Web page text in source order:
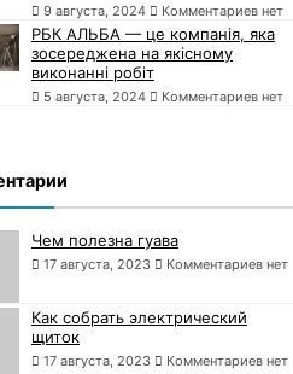
9 августа, 2024 Комментариев нет
РБК АЛЬБА — це компанія, яка
зосереджена на якісному
виконанні робіт
5 августа, 2024 Комментариев нет
Чем полезна гуава
17 августа, 2023 Комментариев нет
Как собрать электрический
щиток
17 августа, 2023 Комментариев нет